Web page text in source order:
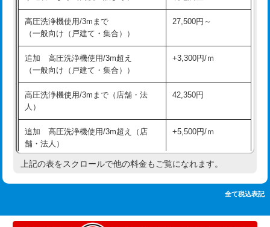
追加人工 16,500円
廃棄・処分 現場見積
※給水管工事は20mmまでの価格です。
持込商品取付（混合水栓）
持込商品取付（浄水器・分岐水栓） 16,500円
業）
排水管工事（追加 排水管工事/3ｍ超
え）
マス交換（土の掘削・埋め戻し作業） 11,000円~
高圧洗浄機使用/3mまで
（一般向け（戸建て・集合））
27,500円～
追加 高圧洗浄機使用/3m超え
（一般向け（戸建て・集合））
+3,300円/ｍ
高圧洗浄機使用/3mまで（店舗・法
人）
42,350円
追加 高圧洗浄機使用/3m超え（店
舗・法人）
+5,500円/ｍ
高度高圧洗浄換 現地調査
トーラー機使用/3mまで 33,000円
上記の表をスクロールで他の料金もご覧になれます。
全て税込表記